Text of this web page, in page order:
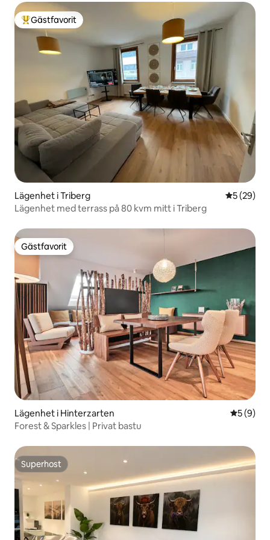
Populär gästfavorit
Gästfavorit
Lägenhet i Triberg 5 av 5 i
5 (29)
Lägenhet med terrass på 80 kvm mitt i Triberg
Gästfavorit
Gästfavorit
Lägenhet i Hinterzarten 5 av 5 i
5 (9)
Forest & Sparkles | Privat bastu
Superhost
Superhost